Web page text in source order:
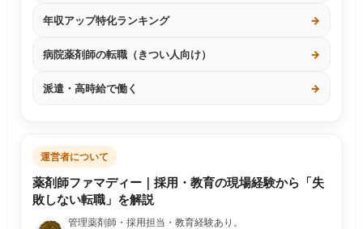
年収アップ特化ランキング →
病院薬剤師の転職（きつい人向け） →
派遣・高時給で働く →
運営者について
薬剤師ファマディー｜採用・教育の現場経験から「失
敗しない転職」を解説
管理薬剤師・採用担当・教育経験あり。